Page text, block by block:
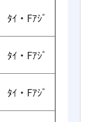
ﾀｲ・Fｱｼﾞ
ﾀｲ・Fｱｼﾞ
ﾀｲ・Fｱｼﾞ